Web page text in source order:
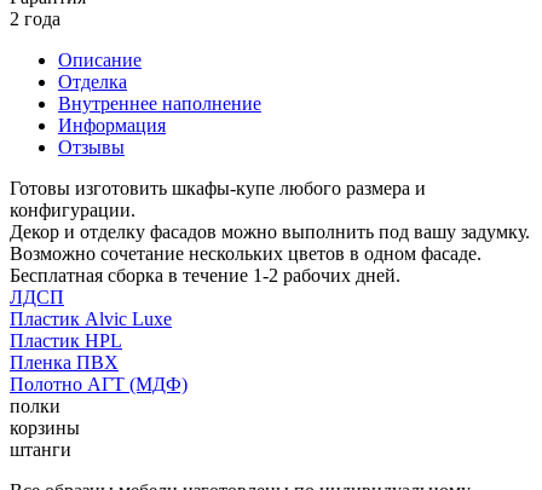
2 года
Описание
Отделка
Внутреннее наполнение
Информация
Отзывы
Готовы изготовить шкафы-купе любого размера и
конфигурации.
Декор и отделку фасадов можно выполнить под вашу задумку.
Возможно сочетание нескольких цветов в одном фасаде.
Бесплатная сборка в течение 1-2 рабочих дней.
ЛДСП
Пластик Alvic Luxe
Пластик HPL
Пленка ПВХ
Полотно АГТ (МДФ)
полки
корзины
штанги